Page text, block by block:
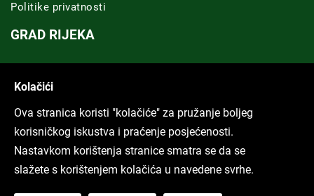
Politike privatnosti
GRAD RIJEKA
ARHIVA TEKSTOVA
Svi tekstovi
Kolačići
Ova stranica koristi "kolačiće" za pružanje boljeg
korisničkog iskustva i praćenje posjećenosti.
Nastavkom korištenja stranice smatra se da se
slažete s korištenjem kolačića u navedene svrhe.